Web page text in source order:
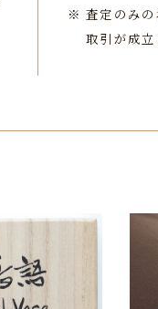
※ 査定のみ
取引が成立